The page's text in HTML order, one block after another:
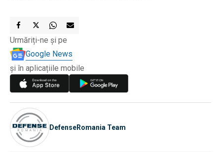
Urmăriți-ne și pe
Google News
și în aplicațiile mobile
DefenseRomania Team